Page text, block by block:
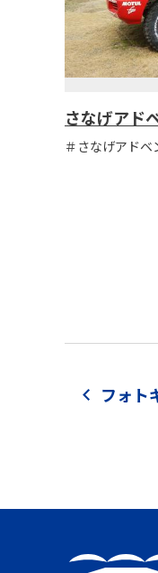
さなげアド
＃さなげアド
フォト